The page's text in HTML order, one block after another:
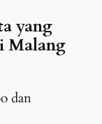
yang
Malang
dan